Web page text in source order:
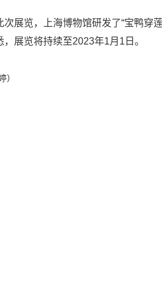
次展览，上海博物馆研发了“宝鸭穿
，展览将持续至2023年1月1日。
）